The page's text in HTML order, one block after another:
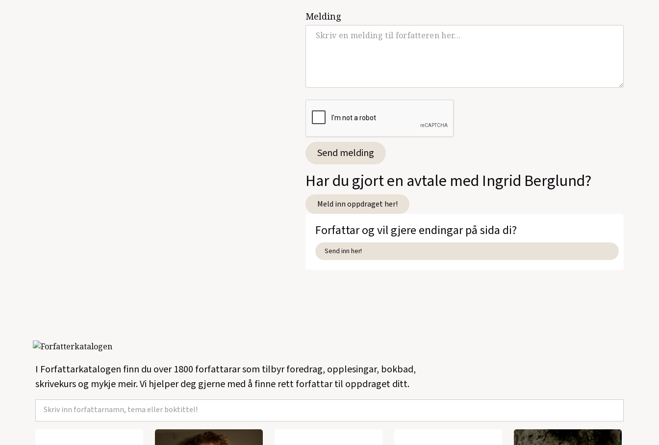
Melding
Har du gjort en avtale med Ingrid Berglund?
Meld inn oppdraget her!
Forfattar og vil gjere endingar på sida di?
Send inn her!
I Forfattarkatalogen finn du over 1800 forfattarar som tilbyr foredrag, opplesingar, bokbad,
skrivekurs og mykje meir. Vi hjelper deg gjerne med å finne rett forfattar til oppdraget ditt.